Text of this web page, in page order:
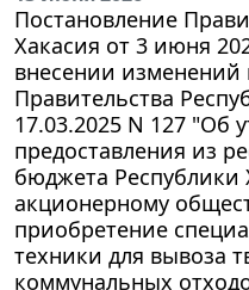
Постановление
Хакасия от 3 июня
внесении изменений
Правительства
17.03.2025 N 127 "Об
предоставления из
бюджета Республики
акционерному
приобретение
техники для вывоза
коммунальных